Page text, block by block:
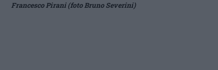
Francesco Pirani (foto Bruno Severini)